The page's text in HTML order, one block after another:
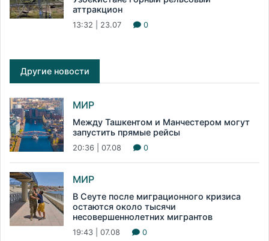
аттракцион
13:32 | 23.07 0
Другие новости
МИР
Между Ташкентом и Манчестером могут
запустить прямые рейсы
20:36 | 07.08 0
МИР
В Сеуте после миграционного кризиса
остаются около тысячи
несовершеннолетних мигрантов
19:43 | 07.08 0